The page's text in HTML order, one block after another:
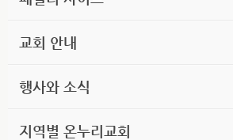
교회 안내
행사와 소식
지역별 온누리교회